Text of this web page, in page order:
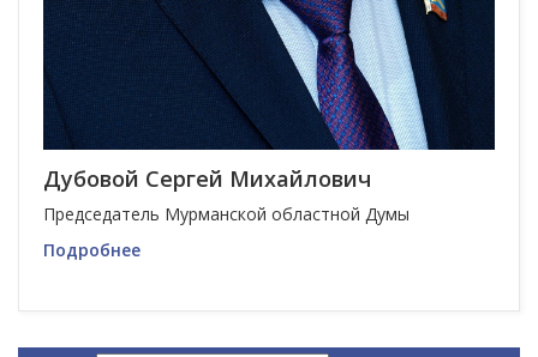
Дубовой Сергей Михайлович
Председатель Мурманской областной Думы
Подробнее